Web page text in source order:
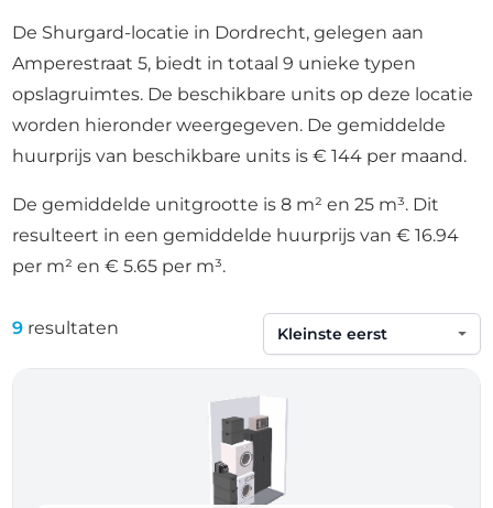
De Shurgard-locatie in Dordrecht, gelegen aan
Amperestraat 5, biedt in totaal 9 unieke typen
opslagruimtes. De beschikbare units op deze locatie
worden hieronder weergegeven. De gemiddelde
huurprijs van beschikbare units is € 144 per maand.
De gemiddelde unitgrootte is 8 m² en 25 m³. Dit
resulteert in een gemiddelde huurprijs van € 16.94
per m² en € 5.65 per m³.
9 resultaten
Sorteren op